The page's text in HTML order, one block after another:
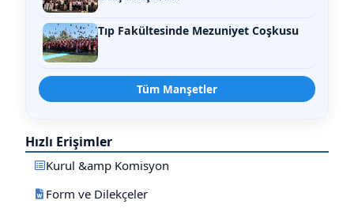
Tıp Fakültesinde Mezuniyet Coşkusu
Tüm Manşetler
Hızlı Erişimler
Kurul &amp Komisyon
Form ve Dilekçeler